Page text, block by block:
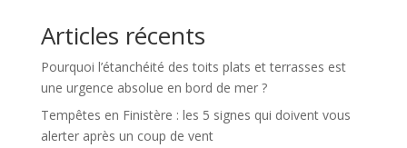
Articles récents
Pourquoi l’étanchéité des toits plats et terrasses est
une urgence absolue en bord de mer ?
Tempêtes en Finistère : les 5 signes qui doivent vous
alerter après un coup de vent